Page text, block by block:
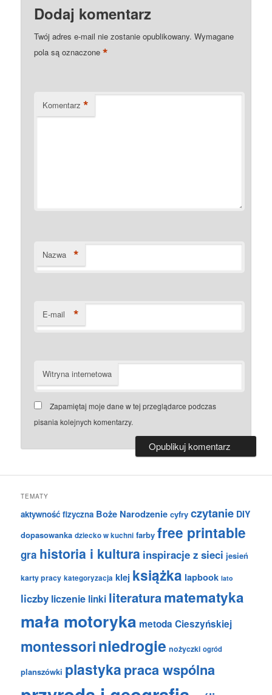
Dodaj komentarz
Twój adres e-mail nie zostanie opublikowany. Wymagane
pola są oznaczone*
Komentarz *
Nazwa *
E-mail *
Witryna internetowa
Zapamiętaj moje dane w tej przeglądarce podczas
pisania kolejnych komentarzy.
TEMATY
aktywność fizyczna Boże Narodzenie cyfry czytanie DIY
dopasowanka dziecko w kuchni farby free printable
gra historia i kultura inspiracje z sieci jesień
karty pracy kategoryzacja klej książka lapbook lato
liczby liczenie linki literaturamatematyka
mała motoryka metoda Cieszyńskiej
montessoriniedrogie nożyczki ogród
planszówki plastykapraca wspólna